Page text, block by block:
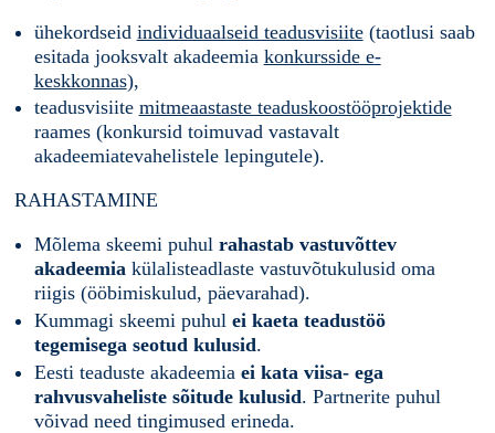
ühekordseid individuaalseid teadusvisiite(taotlusi saab
esitada jooksvalt akadeemia konkursside e-
keskkonnas),
teadusvisiite mitmeaastaste teaduskoostööprojektide
raames (konkursid toimuvad vastavalt
akadeemiatevahelistele lepingutele).
RAHASTAMINE
Mõlema skeemi puhul rahastab vastuvõttev
akadeemia külalisteadlaste vastuvõtukulusid oma
riigis (ööbimiskulud, päevarahad).
Kummagi skeemi puhul ei kaeta teadustöö
tegemisega seotud kulusid.
Eesti teaduste akadeemia ei kata viisa- ega
rahvusvaheliste sõitude kulusid. Partnerite puhul
võivad need tingimused erineda.